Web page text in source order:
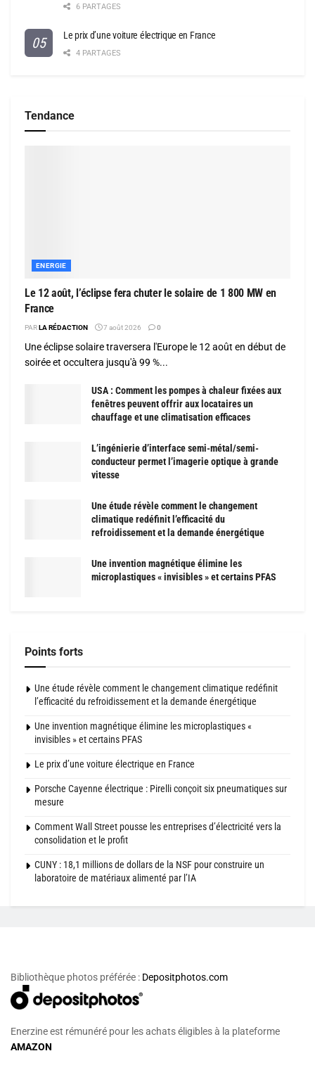
6 PARTAGES
Le prix d’une voiture électrique en France
4 PARTAGES
Tendance
ENERGIE
Le 12 août, l’éclipse fera chuter le solaire de 1 800 MW en
France
PARLA RÉDACTION 7 août 2026 0
Une éclipse solaire traversera l'Europe le 12 août en début de
soirée et occultera jusqu'à 99 %...
USA : Comment les pompes à chaleur fixées aux
fenêtres peuvent offrir aux locataires un
chauffage et une climatisation efficaces
L’ingénierie d’interface semi-métal/semi-
conducteur permet l’imagerie optique à grande
vitesse
Une étude révèle comment le changement
climatique redéfinit l’efficacité du
refroidissement et la demande énergétique
Une invention magnétique élimine les
microplastiques « invisibles » et certains PFAS
Points forts
Une étude révèle comment le changement climatique redéfinit
l’efficacité du refroidissement et la demande énergétique
Une invention magnétique élimine les microplastiques «
invisibles » et certains PFAS
Le prix d’une voiture électrique en France
Porsche Cayenne électrique : Pirelli conçoit six pneumatiques sur
mesure
Comment Wall Street pousse les entreprises d’électricité vers la
consolidation et le profit
CUNY : 18,1 millions de dollars de la NSF pour construire un
laboratoire de matériaux alimenté par l’IA
Bibliothèque photos préférée : Depositphotos.com
Enerzine est rémunéré pour les achats éligibles à la plateforme
AMAZON